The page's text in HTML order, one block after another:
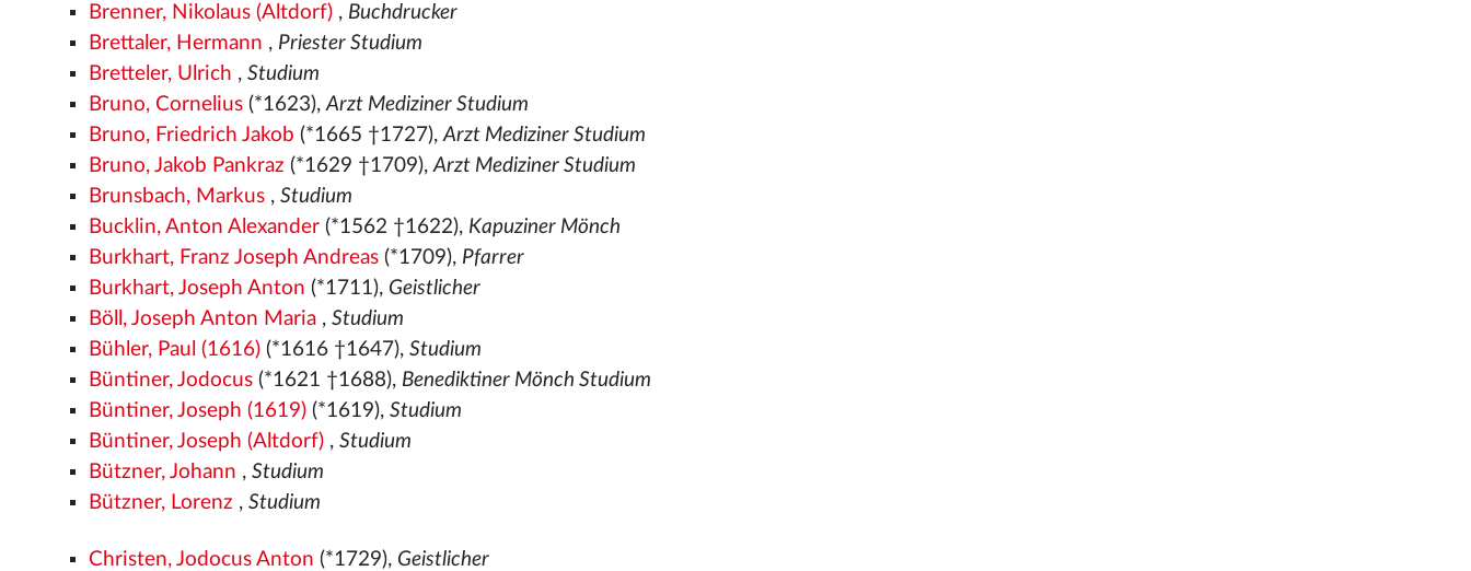
Brenner, Nikolaus (Altdorf) , Buchdrucker
Brettaler, Hermann , Priester Studium
Bretteler, Ulrich ,Studium
Bruno, Cornelius (*1623),Arzt Mediziner Studium
Bruno, Friedrich Jakob (*1665 †1727),Arzt Mediziner Studium
Bruno, Jakob Pankraz (*1629 †1709),Arzt Mediziner Studium
Brunsbach, Markus ,Studium
Bucklin, Anton Alexander (*1562 †1622), Kapuziner Mönch
Burkhart, Franz Joseph Andreas (*1709), Pfarrer
Burkhart, Joseph Anton (*1711), Geistlicher
Böll, Joseph Anton Maria ,Studium
Bühler, Paul (1616) (*1616 †1647),Studium
Büntiner, Jodocus (*1621 †1688), Benediktiner Mönch Studium
Büntiner, Joseph (1619) (*1619),Studium
Büntiner, Joseph (Altdorf) ,Studium
Bützner, Johann ,Studium
Bützner, Lorenz ,Studium
Christen, Jodocus Anton (*1729), Geistlicher